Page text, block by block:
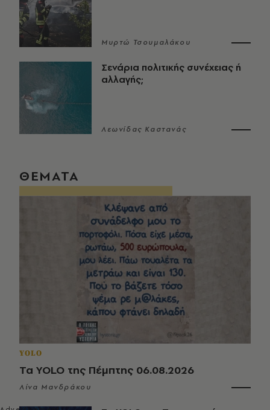
Μυρτώ Τσουμαλάκου
Σενάρια πολιτικής συνέχειας ή
αλλαγής;
Λεωνίδας Καστανάς
ΘΕΜΑΤΑ
YOLO
Τα YOLO της Πέμπτης 06.08.2026
Λίνα Μανδράκου